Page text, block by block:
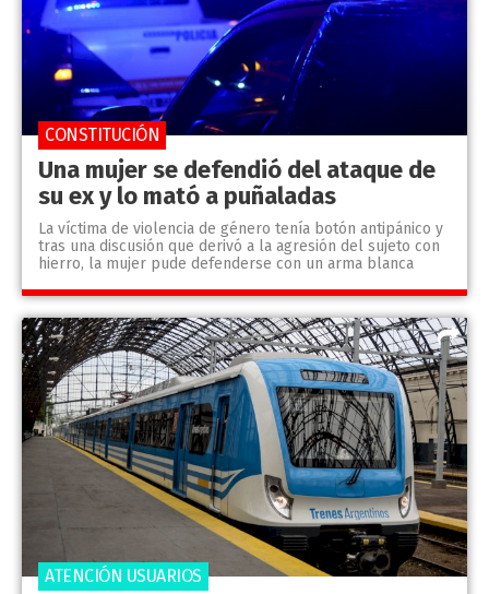
Una mujer se defendió del ataque de
su ex y lo mató a puñaladas
La víctima de violencia de género tenía botón antipánico y
tras una discusión que derivó a la agresión del sujeto con
hierro, la mujer pude defenderse con un arma blanca
CONSTITUCIÓN
ATENCIÓN USUARIOS